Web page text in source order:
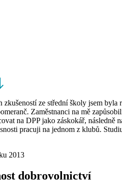
ze střední školy jsem
Zaměstnanci na mě
na DPP jako záskokář,
pracuji na jednom z klubů.
2013
dobrovolnictví